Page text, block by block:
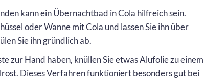
kann ein Übernachtbad in Cola hilfreich sein.
oder Wanne mit Cola und lassen Sie ihn über
Sie ihn gründlich ab.
zur Hand haben, knüllen Sie etwas Alufolie zu einem
Dieses Verfahren funktioniert besonders gut bei